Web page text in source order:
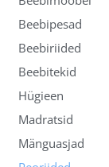
Beebipesad
Beebiriided
Beebitekid
Hügieen
Madratsid
Mänguasjad